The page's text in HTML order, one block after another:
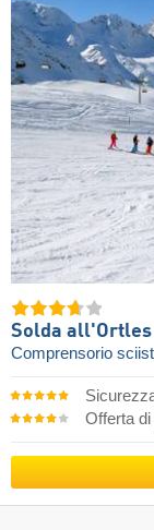
Solda all'Ortles
Comprensorio
Offerta di